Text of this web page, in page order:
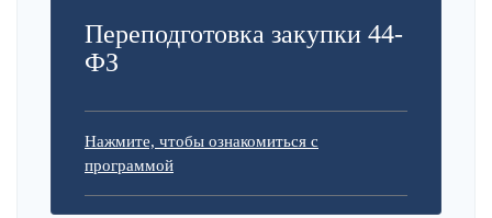
Переподготовка закупки 44-
ФЗ
Нажмите, чтобы ознакомиться с
программой